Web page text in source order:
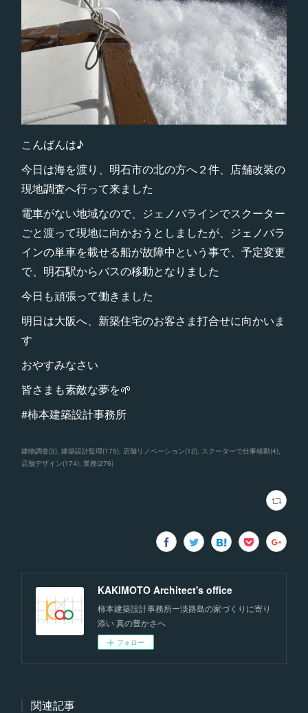
こんばんは♪
今日は海を渡り、明石市の北の方へ２件、店舗改装の
現地調査へ行って来ました
電車がない地域なので、ジェノバラインでスクーター
ごと渡って現地に向かおうとしましたが、ジェノバラ
インの単車を載せる船が故障中という事で、予定変更
で、明石駅からバスの移動となりました
今日も頑張って働きました
明日は大阪へ、新築住宅のお客さま打合せに向かいま
す
おやすみなさい
皆さまも素敵な夢を🌱
#柿本建築設計事務所
建物調査(3) 建築設計監理(175) 店舗リノベーション(12) スクーターで仕事移動(4)
店舗デザイン(174) 業務(276)
KAKIMOTO Architect's office
柿本建築設計事務所ー淡路島の家づくりに寄り
添い 真の豊かさへ
フォロー
関連記事